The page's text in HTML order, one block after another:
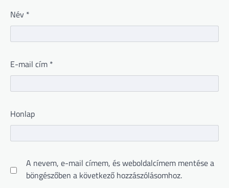
Név *
E-mail cím *
Honlap
A nevem, e-mail címem, és weboldalcímem mentése a
böngészőben a következő hozzászólásomhoz.